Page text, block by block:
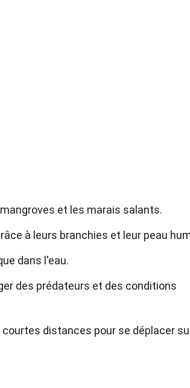
et les marais salants.
à leurs branchies et leur peau
dans l'eau.
des prédateurs et des conditions
distances pour se déplacer